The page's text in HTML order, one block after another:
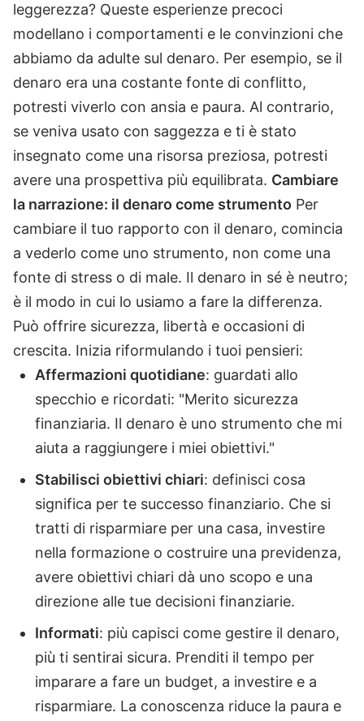
leggerezza? Queste esperienze precoci
modellano i comportamenti e le convinzioni che
abbiamo da adulte sul denaro. Per esempio, se il
denaro era una costante fonte di conflitto,
potresti viverlo con ansia e paura. Al contrario,
se veniva usato con saggezza e ti è stato
insegnato come una risorsa preziosa, potresti
avere una prospettiva più equilibrata. Cambiare
la narrazione: il denaro come strumento Per
cambiare il tuo rapporto con il denaro, comincia
a vederlo come uno strumento, non come una
fonte di stress o di male. Il denaro in sé è neutro;
è il modo in cui lo usiamo a fare la differenza.
Può offrire sicurezza, libertà e occasioni di
crescita. Inizia riformulando i tuoi pensieri:
Affermazioni quotidiane: guardati allo
specchio e ricordati: "Merito sicurezza
finanziaria. Il denaro è uno strumento che mi
aiuta a raggiungere i miei obiettivi."
Stabilisci obiettivi chiari: definisci cosa
significa per te successo finanziario. Che si
tratti di risparmiare per una casa, investire
nella formazione o costruire una previdenza,
avere obiettivi chiari dà uno scopo e una
direzione alle tue decisioni finanziarie.
Informati: più capisci come gestire il denaro,
più ti sentirai sicura. Prenditi il tempo per
imparare a fare un budget, a investire e a
risparmiare. La conoscenza riduce la paura e